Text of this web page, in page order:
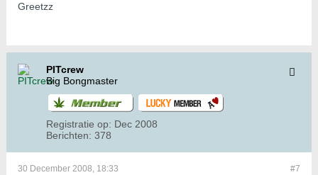
Greetzz
PITcrew
Big Bongmaster
Registratie op: Dec 2008
Berichten: 378
#7
30 December 2008, 18:33